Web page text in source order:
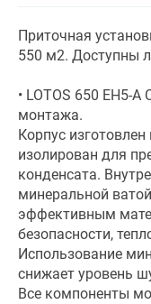
Приточная
550 м2. Доступны
• LOTOS 650 EH5-
монтажа.
Корпус
изолирован для
конденсата.
минеральной
эффективным
безопасности,
Использование
снижает уровень
Все компоненты